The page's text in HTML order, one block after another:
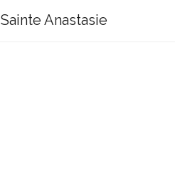
Sainte Anastasie